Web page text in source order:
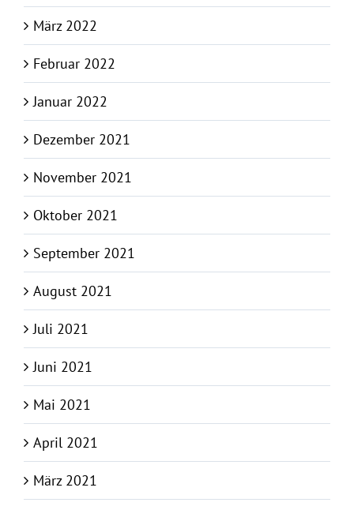
März 2022
Februar 2022
Januar 2022
Dezember 2021
November 2021
Oktober 2021
September 2021
August 2021
Juli 2021
Juni 2021
Mai 2021
April 2021
März 2021